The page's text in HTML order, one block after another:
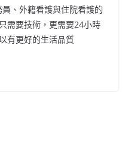
、外籍看護與住院看護的
需要技術，更需要24小時
有更好的生活品質